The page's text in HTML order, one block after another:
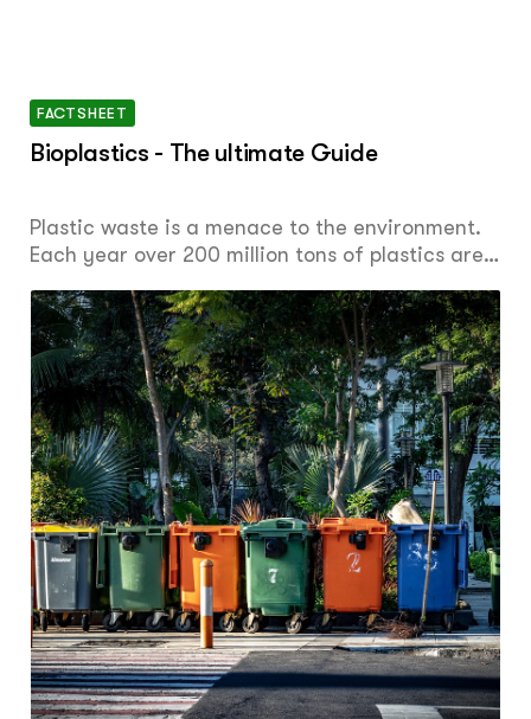
FACTSHEET
Bioplastics - The ultimate Guide
Plastic waste is a menace to the environment.
Each year over 200 million tons of plastics are
plastics are made from non-renewable sources,
they are non-biodegradable. This has seen an
influx of plastics in the environment both on
land and water with adverse effects.